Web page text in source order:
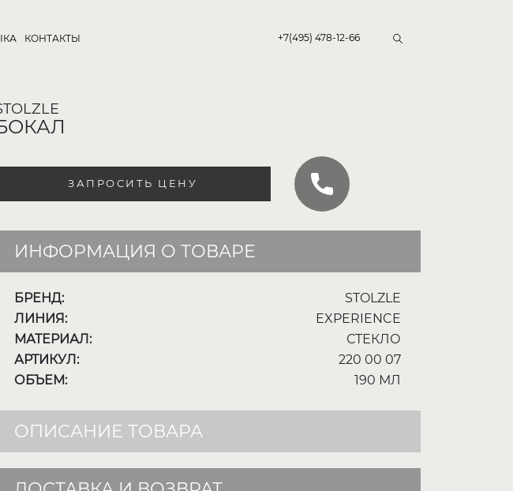
КОНТАКТЫ +7(495) 478-12-66
ЗАПРОСИТЬ ЦЕНУ
ИНФОРМАЦИЯ О ТОВАРЕ
БРЕНД:
STOLZLE
ЛИНИЯ:
EXPERIENCE
МАТЕРИАЛ:
СТЕКЛО
АРТИКУЛ:
220 00 07
ОБЪЕМ:
190 МЛ
ОПИСАНИЕ ТОВАРА